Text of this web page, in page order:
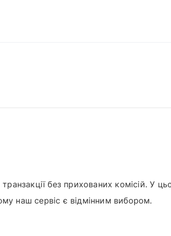
без прихованих комісій. У
наш сервіс є відмінним вибором.